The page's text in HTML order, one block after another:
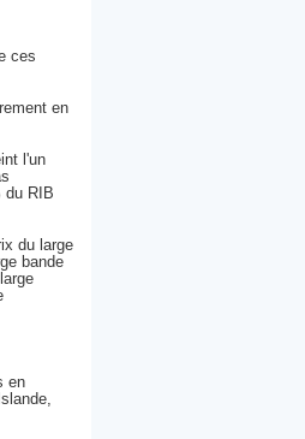
ces
en
l'un
du RIB
du large
bande
en